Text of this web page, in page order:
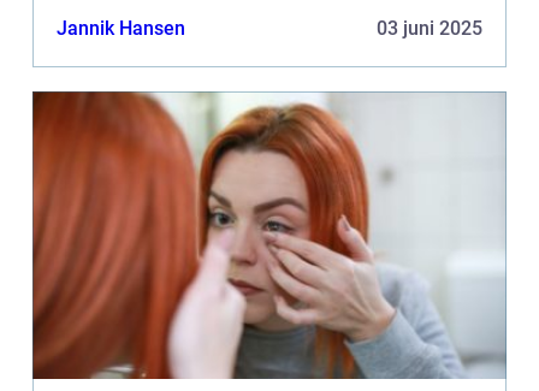
Jannik Hansen 03 juni 2025